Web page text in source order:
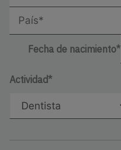
Fecha de nacimiento*
Actividad*